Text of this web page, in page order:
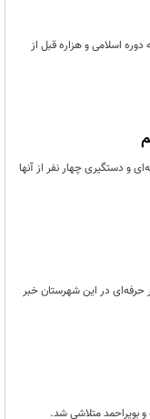
از کشف 91 عتیقه متعلق به دوره اسلامی و هزاره قبل از
و دستگیری چهار نفر از آنها
حرفەای در اين شهرستان خبر
بویراحمد متلاشی شد.